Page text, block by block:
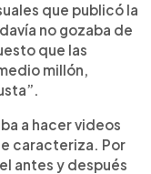
que publicó la
no gozaba de
que las
millón,
a hacer videos
caracteriza. Por
antes y después